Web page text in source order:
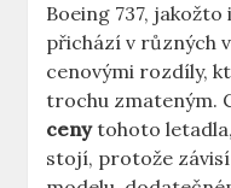
Boeing ‍737,‍
přichází⁣ v různých⁢
cenovými rozdíly,
trochu⁤ zmateným.
cenytohoto
⁣stojí, protože